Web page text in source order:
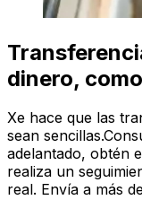
dinero,
Xe hace que las
sean
adelantado, obtén
realiza un
real. Envía a más